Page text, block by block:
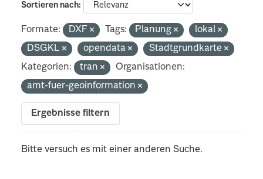
Sortieren nach
Formate: DXF Tags: Planung
lokal
DSGKL
opendata
Stadtgrundkarte
Kategorien:
tran
Organisationen:
amt-fuer-geoinformation
Ergebnisse filtern
Bitte versuch es mit einer anderen Suche.